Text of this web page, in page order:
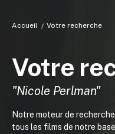
Accueil Votre recherche
Votre
"Nicole Perlman"
Notre moteur de
tous les films de notre